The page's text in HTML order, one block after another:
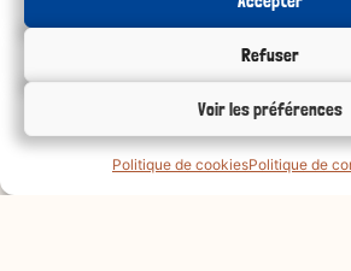
Refuser
Voir les préférences
Politique de cookiesPolitique de